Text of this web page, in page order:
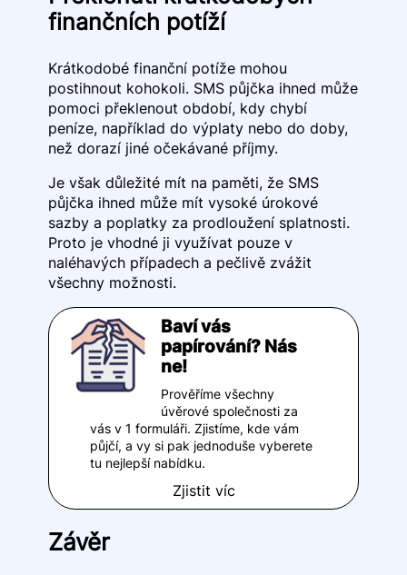
finančních potíží
Krátkodobé finanční potíže mohou
postihnout kohokoli. SMS půjčka ihned může
pomoci překlenout období, kdy chybí
peníze, například do výplaty nebo do doby,
než dorazí jiné očekávané příjmy.
Je však důležité mít na paměti, že SMS
půjčka ihned může mít vysoké úrokové
sazby a poplatky za prodloužení splatnosti.
Proto je vhodné ji využívat pouze v
naléhavých případech a pečlivě zvážit
všechny možnosti.
Baví vás
papírování? Nás
ne!
Prověříme všechny
úvěrové společnosti za
vás v 1 formuláři. Zjistíme, kde vám
půjčí, a vy si pak jednoduše vyberete
tu nejlepší nabídku.
Zjistit víc
Závěr